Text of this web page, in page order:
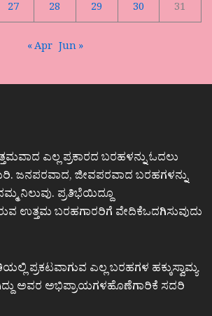
27 28 29 30 31
« Apr Jun »
ಎಲ್ಲ ಪ್ರಕಾರದ ಬರಹಳನ್ನು ಓದಲು
ಜನಪರವಾದ, ಜೀವಪರವಾದ ಬರಹಗಳನ್ನು
ನಿಲುವು. ಪ್ರತಿಭೆಯಿದ್ದೂ
ಉತ್ತಮ ಬರಹಗಾರರಿಗೆ ವೇದಿಕೆಒದಗಿಸುವುದು
ಪ್ರಕಟವಾಗುವ ಎಲ್ಲ ಬರಹಗಳ ಹಕ್ಕುಸ್ವಾಮ್ಯ
ಅವರ ಅಭಿಪ್ರಾಯಗಳಹೊಣೆಗಾರಿಕೆ ಸದರಿ